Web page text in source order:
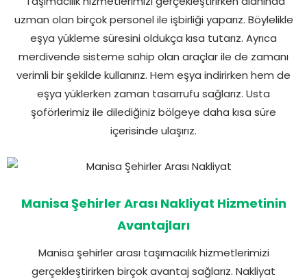
uzman olan birçok personel ile işbirliği yaparız. Böylelikle
eşya yükleme süresini oldukça kısa tutarız. Ayrıca
merdivende sisteme sahip olan araçlar ile de zamanı
verimli bir şekilde kullanırız. Hem eşya indirirken hem de
eşya yüklerken zaman tasarrufu sağlarız. Usta
şoförlerimiz ile dilediğiniz bölgeye daha kısa süre
içerisinde ulaşırız.
Manisa Şehirler Arası Nakliyat Hizmetinin
Avantajları
Manisa şehirler arası taşımacılık hizmetlerimizi
gerçekleştirirken birçok avantaj sağlarız. Nakliyat